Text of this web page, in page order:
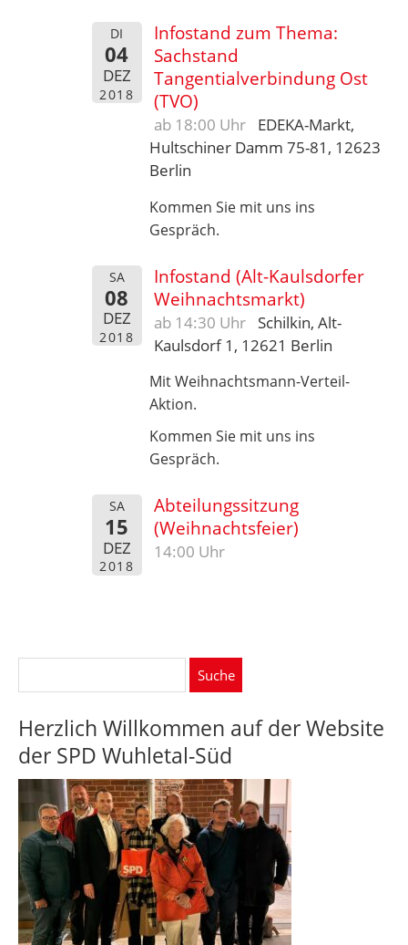
DI
04
DEZ
2018
Infostand zum Thema:
Sachstand
Tangentialverbindung Ost
(TVO)
ab 18:00 Uhr
EDEKA-Markt,
Hultschiner Damm 75-81, 12623
Berlin
Kommen Sie mit uns ins
Gespräch.
SA
08
DEZ
2018
Infostand (Alt-Kaulsdorfer
Weihnachtsmarkt)
ab 14:30 Uhr
Schilkin, Alt-
Kaulsdorf 1, 12621 Berlin
Mit Weihnachtsmann-Verteil-
Aktion.
Kommen Sie mit uns ins
Gespräch.
SA
15
DEZ
2018
Abteilungssitzung
(Weihnachtsfeier)
14:00 Uhr
Herzlich Willkommen auf der Website
der SPD Wuhletal-Süd